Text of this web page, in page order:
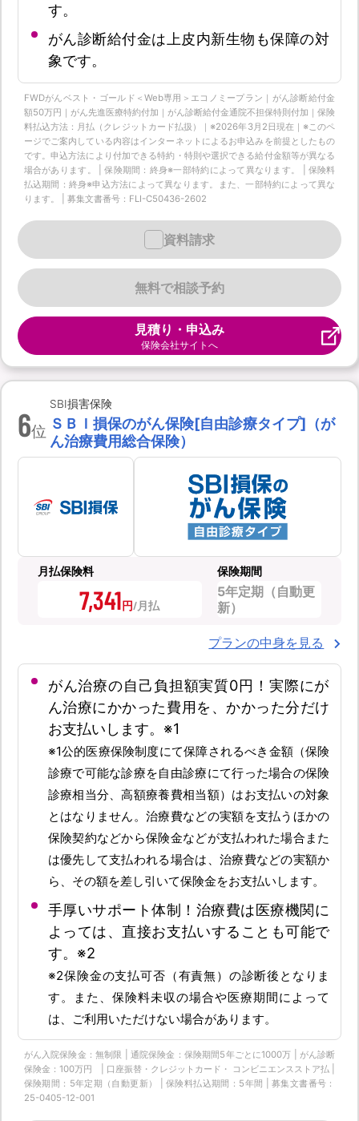
す。
がん診断給付金は上皮内新生物も保障の対
象です。
FWDがんベスト・ゴールド＜Web専用＞エコノミープラン｜がん診断給付金
額50万円｜がん先進医療特約付加｜がん診断給付金通院不担保特則付加｜保険
料払込方法：月払（クレジットカード払扱）｜※2026年3月2日現在｜※このペ
ージでご案内している内容はインターネットによるお申込みを前提としたもの
です。申込方法により付加できる特約・特則や選択できる給付金額等が異なる
場合があります。 | 保険期間：終身※一部特約によって異なります。 | 保険料
払込期間：終身※申込方法によって異なります。また、一部特約によって異な
ります。 | 募集文書番号：FLI-C50436-2602
無料で相談予約
資料請求
見積り・申込み
保険会社サイトへ
6位
SBI損害保険
ＳＢＩ損保のがん保険[自由診療タイプ]（が
ん治療費用総合保険）
月払保険料
7,341円
保険期間
5年定期（自動更
新）
プランの中身を見る
がん治療の自己負担額実質0円！実際にが
ん治療にかかった費用を、かかった分だけ
お支払いします。※1
※1公的医療保険制度にて保障されるべき金額（保険
診療で可能な診療を自由診療にて行った場合の保険
診療相当分、高額療養費相当額）はお支払いの対象
とはなりません。治療費などの実額を支払うほかの
保険契約などから保険金などが支払われた場合また
は優先して支払われる場合は、治療費などの実額か
ら、その額を差し引いて保険金をお支払いします。
手厚いサポート体制！治療費は医療機関に
よっては、直接お支払いすることも可能で
す。※2
※2保険金の支払可否（有責無）の診断後となりま
す。また、保険料未収の場合や医療期間によって
は、ご利用いただけない場合があります。
がん入院保険金：無制限 | 通院保険金：保険期間5年ごとに1000万 | がん診断
保険金：100万円 | 口座振替・クレジットカード・ コンビニエンスストア払 |
保険期間：5年定期（自動更新） | 保険料払込期間：5年間 | 募集文書番号：
25-0405-12-001